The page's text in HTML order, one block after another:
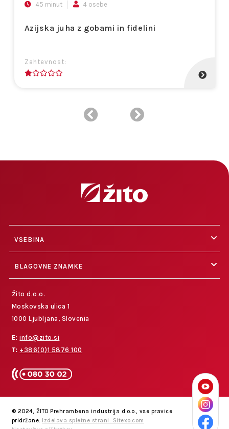
Azijska juha z gobami in fidelini
Zahtevnost:
45 minut 4 osebe
VSEBINA
BLAGOVNE ZNAMKE
Žito d.o.o.
Moskovska ulica 1
1000 Ljubljana, Slovenia
E: info@zito.si
T: +386(0)1 5876 100
© 2024, ŽITO Prehrambena industrija d.o.o., vse pravice
pridržane. Izdelava spletne strani: Sitexo.com